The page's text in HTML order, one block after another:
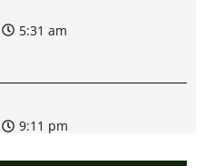
5:31 am
9:11 pm